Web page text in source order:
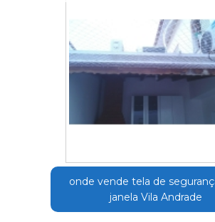
onde vende tela de
janela Vila Andrade